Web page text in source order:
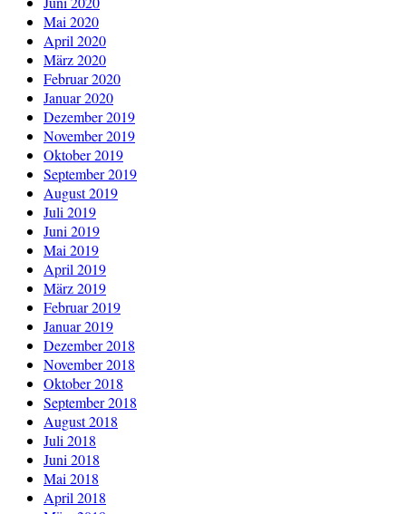
Mai 2020
April 2020
März 2020
Februar 2020
Januar 2020
Dezember 2019
November 2019
Oktober 2019
September 2019
August 2019
Juli 2019
Juni 2019
Mai 2019
April 2019
März 2019
Februar 2019
Januar 2019
Dezember 2018
November 2018
Oktober 2018
September 2018
August 2018
Juli 2018
Juni 2018
Mai 2018
April 2018